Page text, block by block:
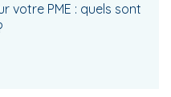
votre PME : quels sont